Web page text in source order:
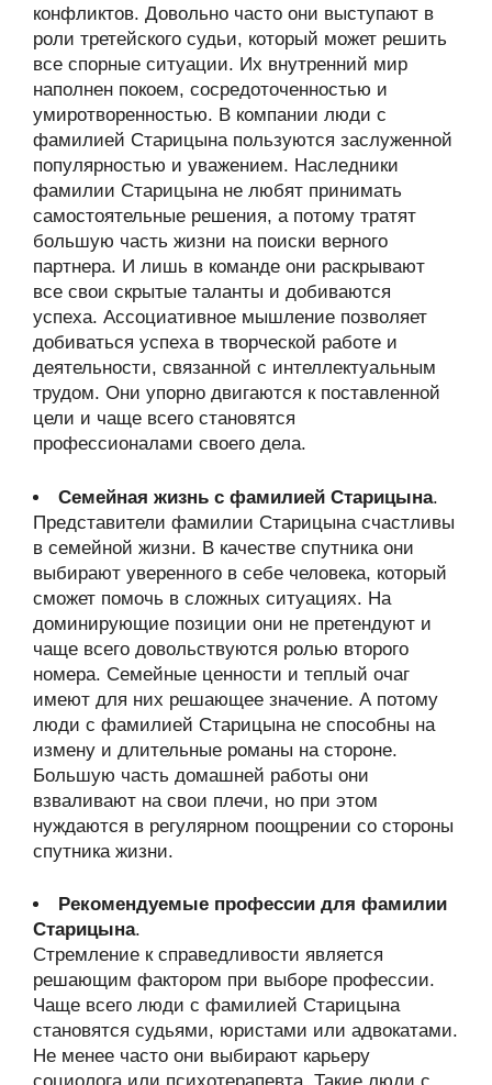
конфликтов. Довольно часто они выступают в
роли третейского судьи, который может решить
все спорные ситуации. Их внутренний мир
наполнен покоем, сосредоточенностью и
умиротворенностью. В компании люди с
фамилией Старицына пользуются заслуженной
популярностью и уважением. Наследники
фамилии Старицына не любят принимать
самостоятельные решения, а потому тратят
большую часть жизни на поиски верного
партнера. И лишь в команде они раскрывают
все свои скрытые таланты и добиваются
успеха. Ассоциативное мышление позволяет
добиваться успеха в творческой работе и
деятельности, связанной с интеллектуальным
трудом. Они упорно двигаются к поставленной
цели и чаще всего становятся
профессионалами своего дела.
Семейная жизнь с фамилией Старицына.
Представители фамилии Старицына счастливы
в семейной жизни. В качестве спутника они
выбирают уверенного в себе человека, который
сможет помочь в сложных ситуациях. На
доминирующие позиции они не претендуют и
чаще всего довольствуются ролью второго
номера. Семейные ценности и теплый очаг
имеют для них решающее значение. А потому
люди с фамилией Старицына не способны на
измену и длительные романы на стороне.
Большую часть домашней работы они
взваливают на свои плечи, но при этом
нуждаются в регулярном поощрении со стороны
спутника жизни.
Рекомендуемые профессии для фамилии
Старицына.
Стремление к справедливости является
решающим фактором при выборе профессии.
Чаще всего люди с фамилией Старицына
становятся судьями, юристами или адвокатами.
Не менее часто они выбирают карьеру